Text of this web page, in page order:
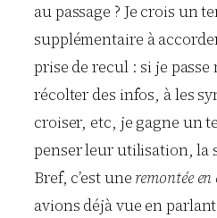
au passage ? Je crois un
supplémentaire à
prise de recul : si je passe
récolter des infos, à les
croiser, etc, je gagne un
penser leur utilisation, la
Bref, c’est une remontée
avions déjà vue en